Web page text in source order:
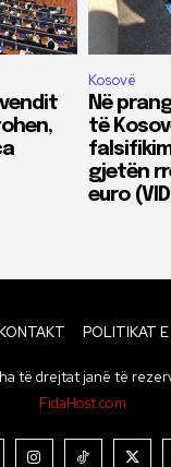
Kosovë
Në
të
gjetën
euro
POLITIKAT E
të drejtat janë të
FidaHost.com